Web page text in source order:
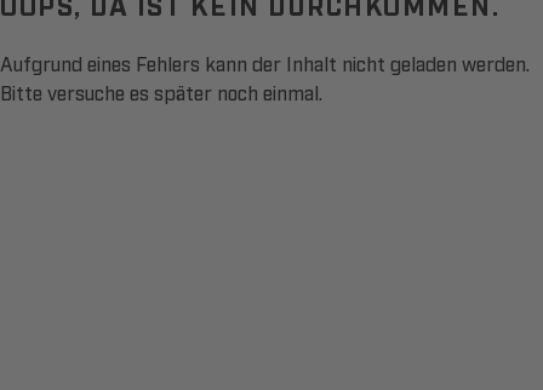
Aufgrund eines Fehlers kann der Inhalt nicht geladen werden.
Bitte versuche es später noch einmal.